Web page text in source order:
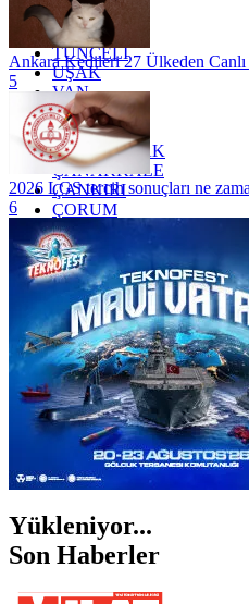
TOKAT
TRABZON
TUNCELİ
UŞAK
VAN
YALOVA
YOZGAT
ZONGULDAK
ÇANAKKALE
ÇANKIRI
ÇORUM
İSTANBUL
İZMİR
ŞANLIURFA
ŞIRNAK
Ankara Kedileri 27 Ülkeden
5
2026 LGS tercih sonuçları ne
6
Yükleniyor...
Son Haberler